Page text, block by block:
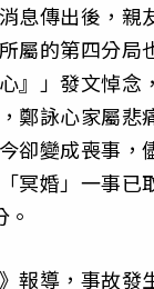
息傳出後，親
屬的第四分局
』」發文悼
鄭詠心家屬悲
卻變成喪事，
冥婚」一事已
報導，事故發